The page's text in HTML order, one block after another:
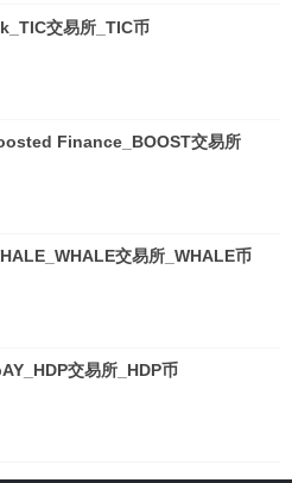
交易所_TIC币
Finance_BOOST交易所
交易所_WHALE币
交易所_HDP币